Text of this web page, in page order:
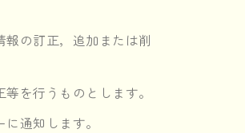
の訂正，追加または削
を行うものとします。
通知します。